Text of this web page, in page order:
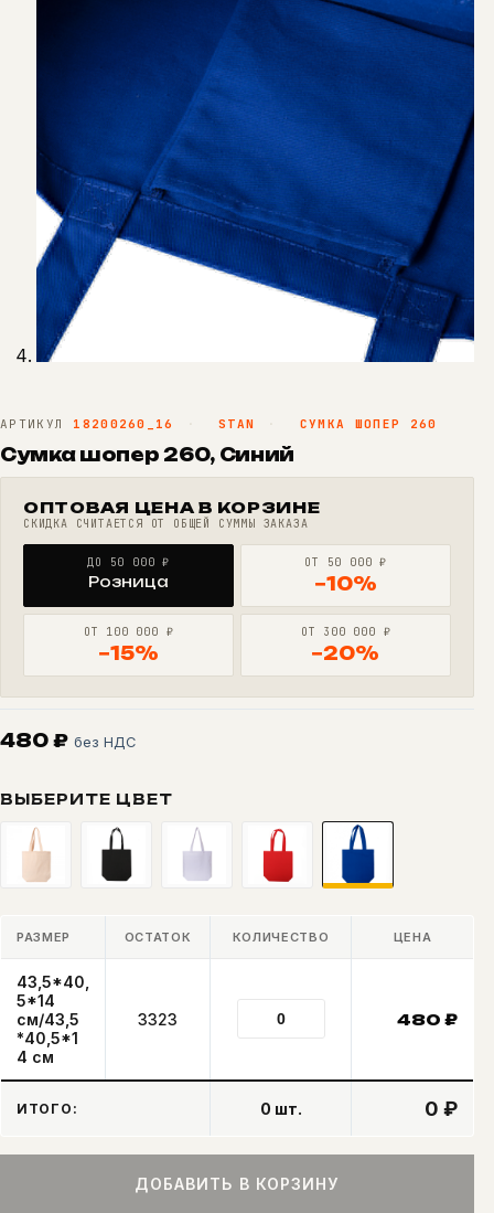
АРТИКУЛ 18200260_16 · STAN · СУМКА ШОПЕР 260
Сумка шопер 260, Синий
ОПТОВАЯ ЦЕНА В КОРЗИНЕ
СКИДКА СЧИТАЕТСЯ ОТ ОБЩЕЙ СУММЫ ЗАКАЗА
ДО 50 000 ₽
Розница
ОТ 50 000 ₽
−10%
ОТ 100 000 ₽
−15%
ОТ 300 000 ₽
−20%
480 ₽ без НДС
ВЫБЕРИТЕ ЦВЕТ
РАЗМЕР ОСТАТОК КОЛИЧЕСТВО ЦЕНА
43,5*40,
5*14
см/43,5
*40,5*1
4 см
3323 480 ₽
ИТОГО: 0 шт. 0 ₽
ДОБАВИТЬ В КОРЗИНУ